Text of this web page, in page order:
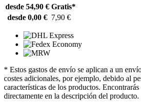
desde 54,90 € Gratis*
desde 0,00 € 7,90 €
* Estos gastos de envío se aplican a un
costes adicionales, por ejemplo, debido al
características de los productos.
directamente en la descripción del producto.